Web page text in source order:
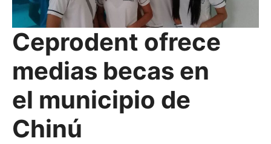
Ceprodent ofrece
medias becas en
el municipio de
Chinú